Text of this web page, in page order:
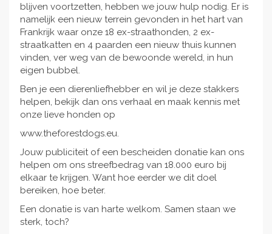
blijven voortzetten, hebben we jouw hulp nodig. Er is
namelijk een nieuw terrein gevonden in het hart van
Frankrijk waar onze 18 ex-straathonden, 2 ex-
straatkatten en 4 paarden een nieuw thuis kunnen
vinden, ver weg van de bewoonde wereld, in hun
eigen bubbel.
Ben je een dierenliefhebber en wil je deze stakkers
helpen, bekijk dan ons verhaal en maak kennis met
onze lieve honden op
www.theforestdogs.eu.
Jouw publiciteit of een bescheiden donatie kan ons
helpen om ons streefbedrag van 18.000 euro bij
elkaar te krijgen. Want hoe eerder we dit doel
bereiken, hoe beter.
Een donatie is van harte welkom. Samen staan we
sterk, toch?